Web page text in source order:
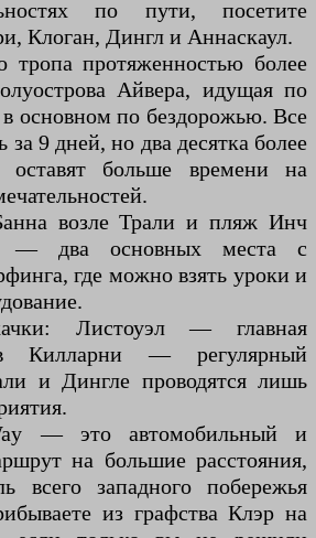
по пути, посетите
Клоган, Дингл и Аннаскаул.
протяженностью более
Айвера, идущая по
основном по бездорожью. Все
за 9 дней, но два десятка более
оставят больше времени на
возле Трали и пляж Инч
— два основных места с
где можно взять уроки и
Листоуэл — главная
Килларни — регулярный
и Дингле проводятся лишь
— это автомобильный и
на большие расстояния,
всего западного побережья
из графства Клэр на